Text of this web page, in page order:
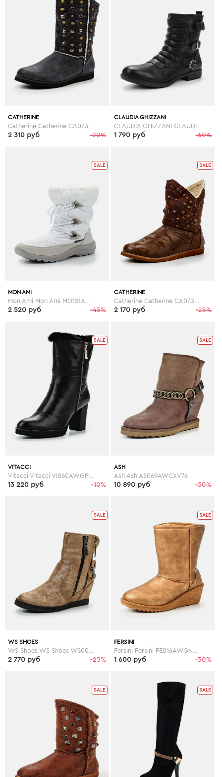
CATHERINE
-20%
2 310 руб
CLAUDIA GHIZZANI
-60%
1 790 руб
SALE
MON AMI
-45%
2 520 руб
SALE
CATHERINE
Catherine Catherine CA073AWGOG97
-25%
2 170 руб
SALE
VITACCI
-10%
13 220 руб
SALE
ASH
Ash Ash AS069AWCXV76
-50%
10 890 руб
SALE
WS SHOES
-25%
2 770 руб
SALE
FERSINI
-30%
1 600 руб
SALE SALE